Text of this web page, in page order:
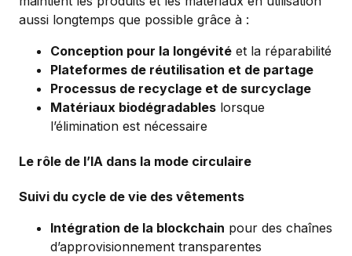
aussi longtemps que possible grâce à :
Conception pour la longévité et la réparabilité
Plateformes de réutilisation et de partage
Processus de recyclage et de surcyclage
Matériaux biodégradables lorsque
l’élimination est nécessaire
Le rôle de l’IA dans la mode circulaire
Suivi du cycle de vie des vêtements
Intégration de la blockchain pour des chaînes
d’approvisionnement transparentes